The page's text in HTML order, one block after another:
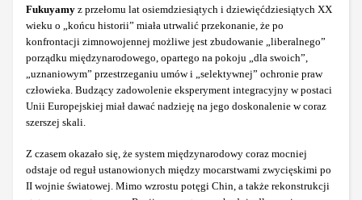
Fukuyamy z przełomu lat osiemdziesiątych i dziewięćdziesiątych XX
wieku o „końcu historii” miała utrwalić przekonanie, że po
konfrontacji zimnowojennej możliwe jest zbudowanie „liberalnego”
porządku międzynarodowego, opartego na pokoju „dla swoich”,
„uznaniowym” przestrzeganiu umów i „selektywnej” ochronie praw
człowieka. Budzący zadowolenie eksperyment integracyjny w postaci
Unii Europejskiej miał dawać nadzieję na jego doskonalenie w coraz
szerszej skali.
Z czasem okazało się, że system międzynarodowy coraz mocniej
odstaje od reguł ustanowionych między mocarstwami zwycięskimi po
II wojnie światowej. Mimo wzrostu potęgi Chin, a także rekonstrukcji